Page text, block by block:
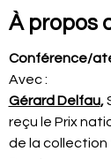
À propos
Conférence/
Avec :
Gérard Delfau,
reçu le Prix
de la collection